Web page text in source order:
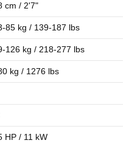
cm / 2'7"
85 kg / 139-187 lbs
126 kg / 218-277 lbs
kg / 1276 lbs
HP / 11 kW